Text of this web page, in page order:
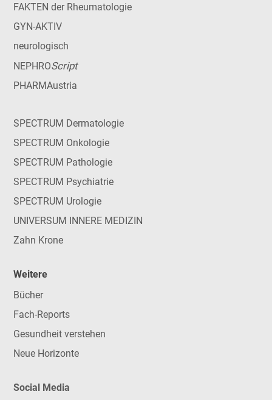
FAKTEN der Rheumatologie
GYN-AKTIV
neurologisch
NEPHROScript
PHARMAustria
SPECTRUM Dermatologie
SPECTRUM Onkologie
SPECTRUM Pathologie
SPECTRUM Psychiatrie
SPECTRUM Urologie
UNIVERSUM INNERE MEDIZIN
Zahn Krone
Weitere
Bücher
Fach-Reports
Gesundheit verstehen
Neue Horizonte
Social Media